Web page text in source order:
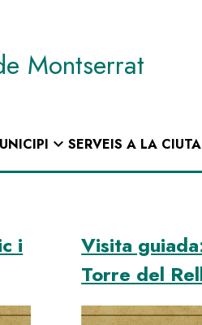
Montserrat
expand_more SERVEIS A LA
i
Visita
Torre del
Image